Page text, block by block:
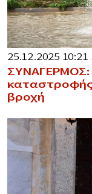
25.12.2025 10:21
ΣΥΝΑΓΕΡΜΟΣ:
βροχή